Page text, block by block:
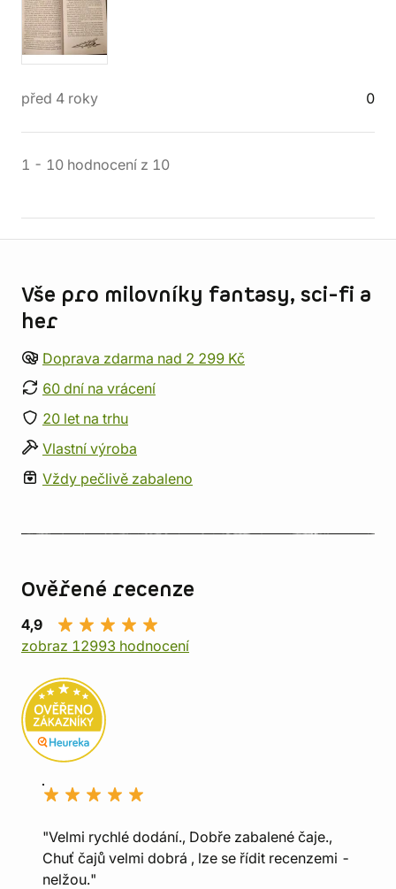
před 4 roky 0
1 - 10 hodnocení z 10
Vše pro milovníky fantasy, sci-fi a
her
Doprava zdarma nad 2 299 Kč
60 dní na vrácení
20 let na trhu
Vlastní výroba
Vždy pečlivě zabaleno
Ověřené recenze
4,9
zobraz 12993 hodnocení
"Velmi rychlé dodání., Dobře zabalené čaje.,
Chuť čajů velmi dobrá , lze se řídit recenzemi -
nelžou."